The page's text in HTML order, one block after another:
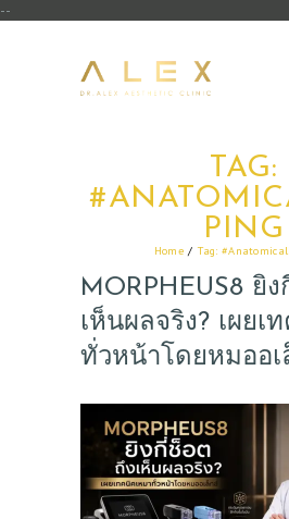
--
TAG:
PING
Home Tag:
MORPHEUS8 ยิ
เห็นผลจริง? เผยเ
ทั่วหน้าโดยหมออ